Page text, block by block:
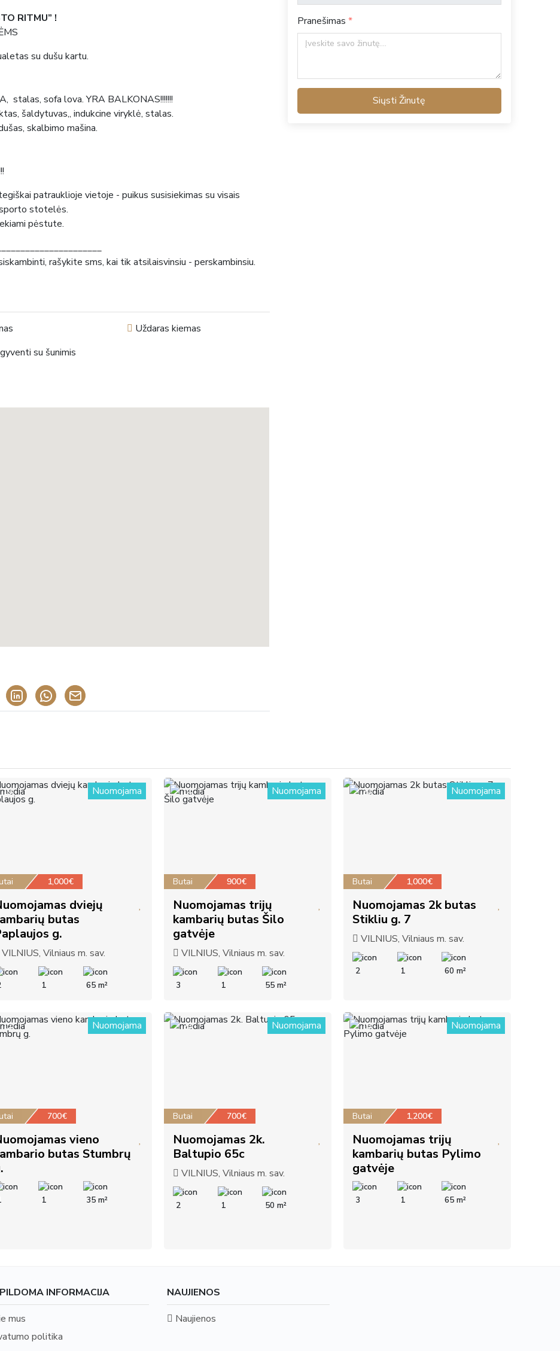
RITMU” !
su dušu kartu.
stalas, sofa lova. YRA BALKONAS!!!!!!!
šaldytuvas,, indukcine viryklė, stalas.
skalbimo mašina.
patrauklioje vietoje - puikus susisiekimas su visais
stotelės.
pėstute.
rašykite sms, kai tik atsilaisvinsiu - perskambinsiu.
Uždaras kiemas
su šunimis
Pranešimas
Siųsti Žinutę
19 Nuomojama
1,000€
dviejų
butas
g.
VILNIUS, Vilniaus m. sav.
1 65 m²
14 Nuomojama
Butai 900€
Nuomojamas trijų
kambarių butas Šilo
gatvėje
VILNIUS, Vilniaus m. sav.
3 1 55 m²
20 Nuomojama
Butai 1,000€
Nuomojamas 2k butas
Stikliu g. 7
VILNIUS, Vilniaus m. sav.
2 1 60 m²
12 Nuomojama
700€
vieno
butas Stumbrų
1 35 m²
20 Nuomojama
Butai 700€
Nuomojamas 2k.
Baltupio 65c
VILNIUS, Vilniaus m. sav.
2 1 50 m²
10 Nuomojama
Butai 1,200€
Nuomojamas trijų
kambarių butas Pylimo
gatvėje
3 1 65 m²
INFORMACIJA
mus
politika
NAUJIENOS
Naujienos